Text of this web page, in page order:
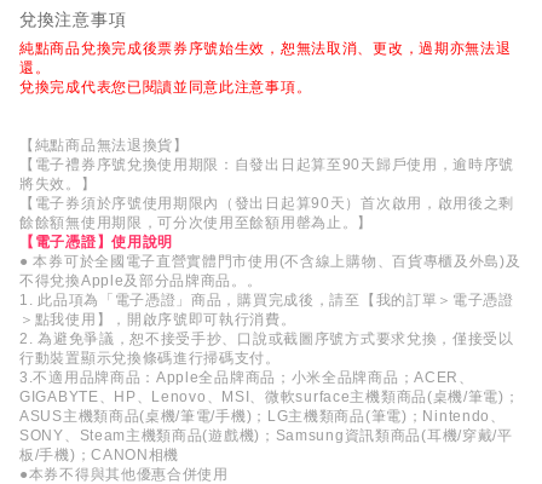
兌換注意事項
純點商品兌換完成後票券序號始生效，恕無法取消、更改，過期亦無法退
還。
兌換完成代表您已閱讀並同意此注意事項。
【純點商品無法退換貨】
【電子禮券序號兌換使用期限：自發出日起算至90天歸戶使用，逾時序號
將失效。】
【電子券須於序號使用期限內（發出日起算90天）首次啟用，啟用後之剩
餘餘額無使用期限，可分次使用至餘額用罄為止。】
【電子憑證】使用說明
● 本券可於全國電子直營實體門市使用(不含線上購物、百貨專櫃及外島)及
不得兌換Apple及部分品牌商品。。
1. 此品項為「電子憑證」商品，購買完成後，請至【我的訂單＞電子憑證
＞點我使用】，開啟序號即可執行消費。
2. 為避免爭議，恕不接受手抄、口說或截圖序號方式要求兌換，僅接受以
行動裝置顯示兌換條碼進行掃碼支付。
3.不適用品牌商品：Apple全品牌商品；小米全品牌商品；ACER、
GIGABYTE、HP、Lenovo、MSI、微軟surface主機類商品(桌機/筆電)；
ASUS主機類商品(桌機/筆電/手機)；LG主機類商品(筆電)；Nintendo、
SONY、Steam主機類商品(遊戲機)；Samsung資訊類商品(耳機/穿戴/平
板/手機)；CANON相機
●本券不得與其他優惠合併使用